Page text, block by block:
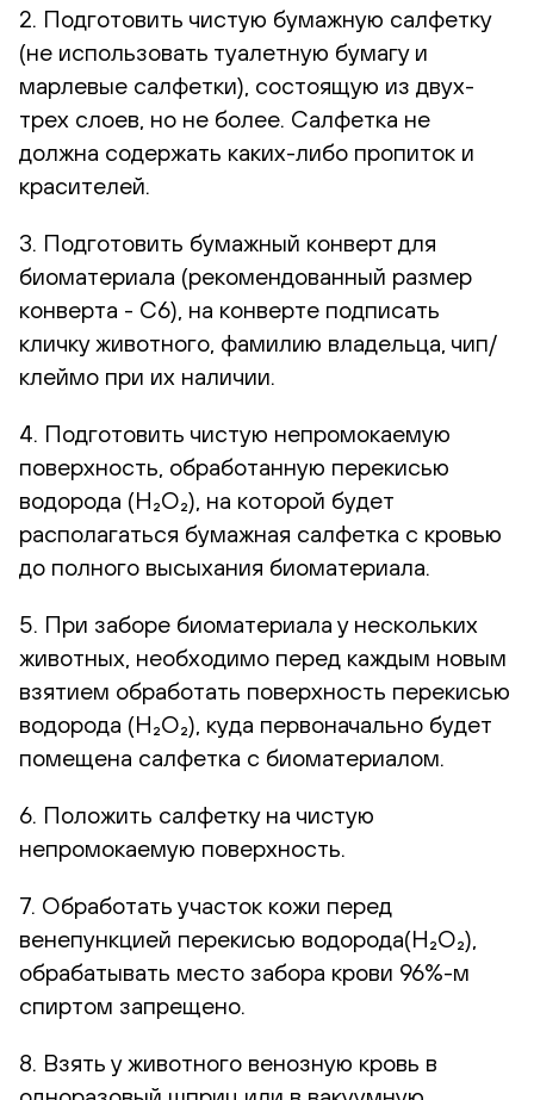
2. Подготовить чистую бумажную салфетку
(не использовать туалетную бумагу и
марлевые салфетки), состоящую из двух-
трех слоев, но не более. Салфетка не
должна содержать каких-либо пропиток и
красителей.
3. Подготовить бумажный конверт для
биоматериала (рекомендованный размер
конверта - С6), на конверте подписать
кличку животного, фамилию владельца, чип/
клеймо при их наличии.
4. Подготовить чистую непромокаемую
поверхность, обработанную перекисью
водорода (H₂O₂), на которой будет
располагаться бумажная салфетка с кровью
до полного высыхания биоматериала.
5. При заборе биоматериала у нескольких
животных, необходимо перед каждым новым
взятием обработать поверхность перекисью
водорода (H₂O₂), куда первоначально будет
помещена салфетка с биоматериалом.
6. Положить салфетку на чистую
непромокаемую поверхность.
7. Обработать участок кожи перед
венепункцией перекисью водорода(H₂O₂),
обрабатывать место забора крови 96%-м
спиртом запрещено.
8. Взять у животного венозную кровь в